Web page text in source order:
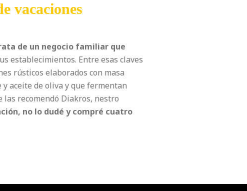
vacaciones
de un negocio familiar que
establecimientos. Entre esas claves
rústicos elaborados con masa
aceite de oliva y que fermentan
las recomendó Diakros, nestro
no lo dudé y compré cuatro